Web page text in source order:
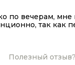
по вечерам,
так как
Полезный отзыв?